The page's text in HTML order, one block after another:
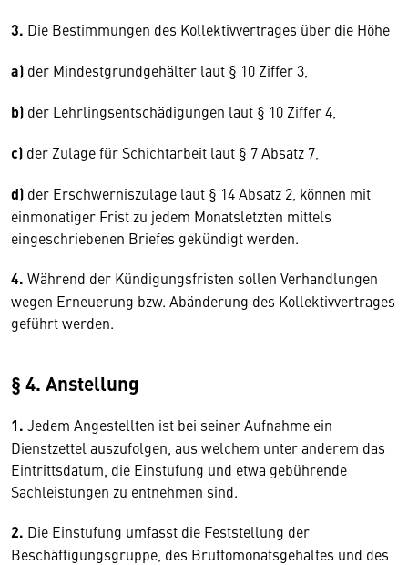
3. Die Bestimmungen des Kollektivvertrages über die Höhe
a) der Mindestgrundgehälter laut § 10 Ziffer 3,
b) der Lehrlingsentschädigungen laut § 10 Ziffer 4,
c) der Zulage für Schichtarbeit laut § 7 Absatz 7,
d) der Erschwerniszulage laut § 14 Absatz 2, können mit
einmonatiger Frist zu jedem Monatsletzten mittels
eingeschriebenen Briefes gekündigt werden.
4. Während der Kündigungsfristen sollen Verhandlungen
wegen Erneuerung bzw. Abänderung des Kollektivvertrages
geführt werden.
§ 4. Anstellung
1. Jedem Angestellten ist bei seiner Aufnahme ein
Dienstzettel auszufolgen, aus welchem unter anderem das
Eintrittsdatum, die Einstufung und etwa gebührende
Sachleistungen zu entnehmen sind.
2. Die Einstufung umfasst die Feststellung der
Beschäftigungsgruppe, des Bruttomonatsgehaltes und des